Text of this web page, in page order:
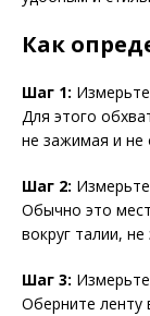
Как
Шаг 1:
Для этого
не зажимая и не
Шаг 2:
Обычно это
вокруг талии,
Шаг 3:
Оберните ленту